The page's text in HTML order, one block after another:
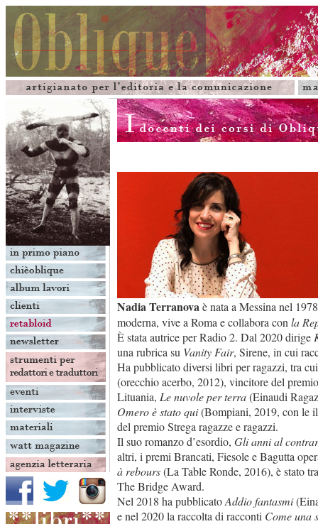
Nadia Terranovaè nata a Messina nel
moderna, vive a Roma e collabora con la
È stata autrice per Radio 2. Dal 2020 dirige
una rubrica su Vanity Fair, Sirene, in cui
Ha pubblicato diversi libri per ragazzi, tra
(orecchio acerbo, 2012), vincitore del
Lituania, Le nuvole per terra(Einaudi
Omero è stato qui(Bompiani, 2019, con le
del premio Strega ragazze e ragazzi.
Il suo romanzo d’esordio, Gli anni al
altri, i premi Brancati, Fiesole e Bagutta
à rebours(La Table Ronde, 2016), è stato
The Bridge Award.
Nel 2018 ha pubblicatoAddio fantasmi
e nel 2020 la raccolta di racconti Come una